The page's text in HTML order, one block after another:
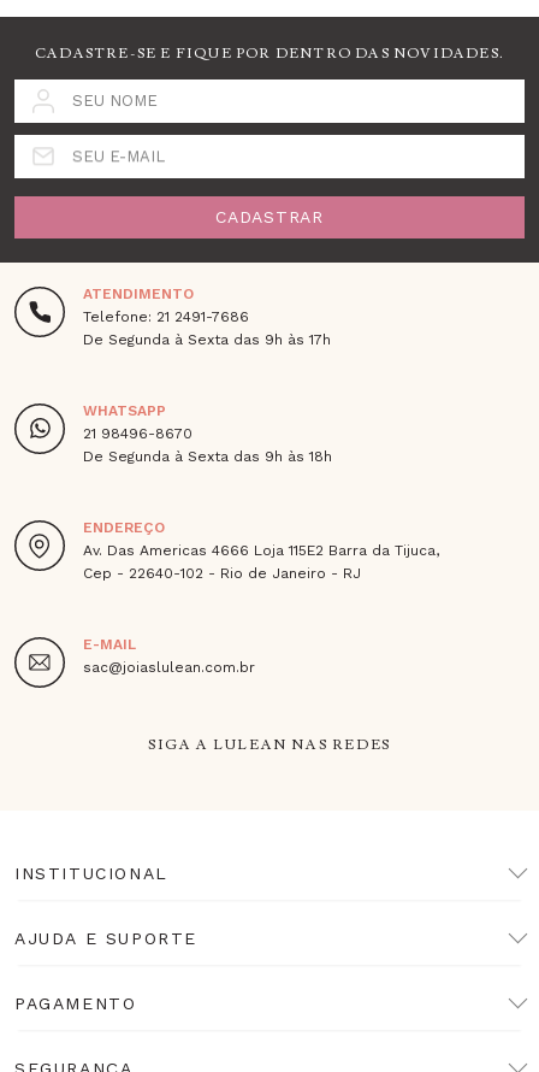
CADASTRE-SE E FIQUE POR DENTRO DAS NOVIDADES.
SEU NOME
SEU E-MAIL
CADASTRAR
ATENDIMENTO
Telefone: 21 2491-7686
De Segunda à Sexta das 9h às 17h
WHATSAPP
21 98496-8670
De Segunda à Sexta das 9h às 18h
ENDEREÇO
Av. Das Americas 4666 Loja 115E2 Barra da Tijuca,
Cep - 22640-102 - Rio de Janeiro - RJ
E-MAIL
sac@joiaslulean.com.br
SIGA A LULEAN NAS REDES
INSTITUCIONAL
AJUDA E SUPORTE
PAGAMENTO